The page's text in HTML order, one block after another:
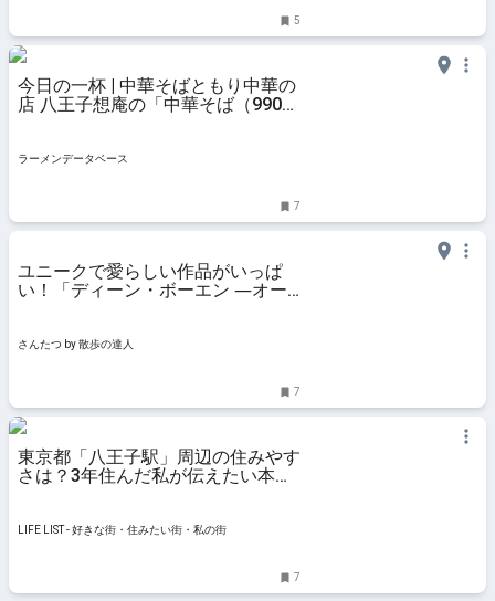
5
今日の一杯 | 中華そばともり中華の
店 八王子想庵の「中華そば（990
ラーメンデータベース
7
ユニークで愛らしい作品がいっぱ
い！「ディーン・ボーエン ―オー
『八王子市夢美術館』で開催｜さん
さんたつ by 散歩の達人
7
東京都「八王子駅」周辺の住みやす
さは？3年住んだ私が伝えたい本当
LIFE LIST - 好きな街・住みたい街・私の街
7